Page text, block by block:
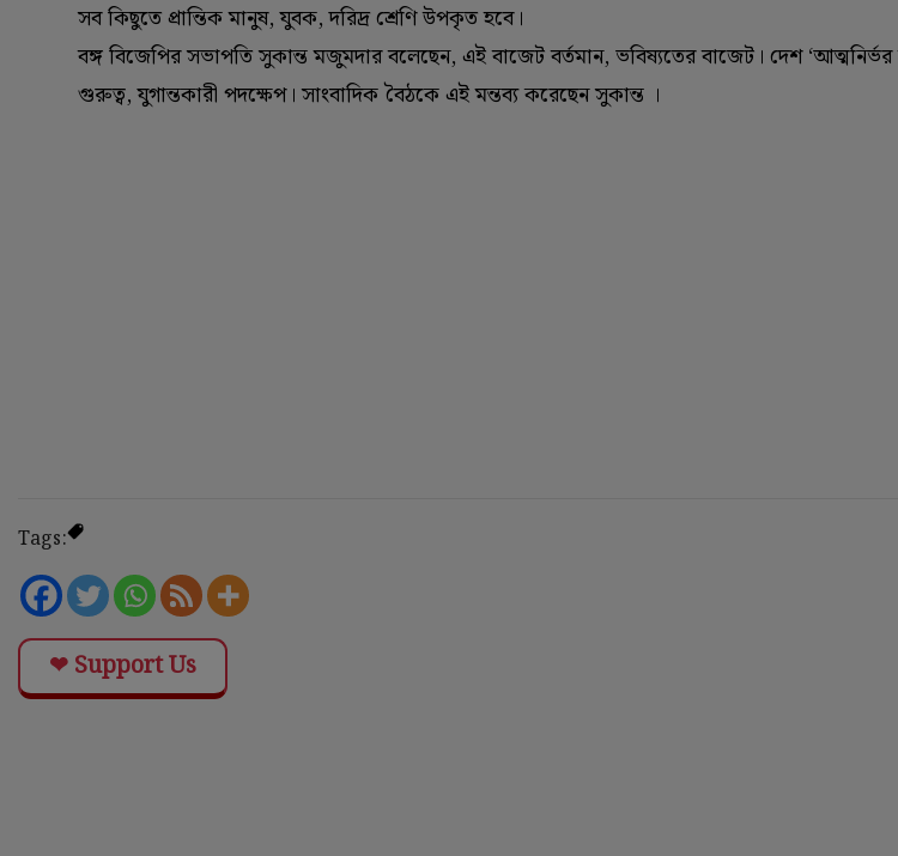
সব কিছুতে প্রান্তিক মানুষ, যুবক, দরিদ্র শ্রেণি উপকৃত হবে।
বঙ্গ বিজেপির সভাপতি সুকান্ত মজুমদার বলেছেন, এই বাজেট বর্তমান, ভবিষ্যতের বাজেট। দেশ
গুরুত্ব, যুগান্তকারী পদক্ষেপ। সাংবাদিক বৈঠকে এই মন্তব্য করেছেন সুকান্ত ।
Tags:
❤ Support Us